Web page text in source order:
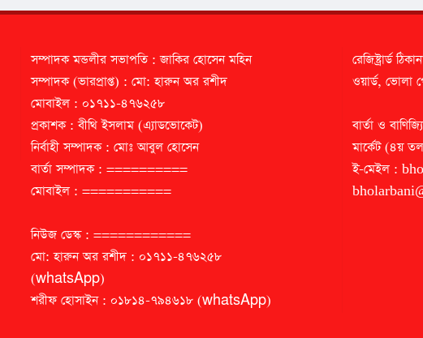
সম্পাদক মন্ডলীর সভাপতি : জাকির হোসেন মহিন
সম্পাদক (ভারপ্রাপ্ত) : মো: হারুন অর রশীদ
মোবাইল : ০১৭১১-৪৭৬২৫৮
প্রকাশক : বীথি ইসলাম (এ্যাডভোকেট)
নির্বাহী সম্পাদক : মোঃ আবুল হোসেন
বার্তা সম্পাদক : ==========
মোবাইল : ===========
নিউজ ডেস্ক : ============
মো: হারুন অর রশীদ : ০১৭১১-৪৭৬২৫৮
(whatsApp)
শরীফ হোসাইন : ০১৮১৪-৭৯৪৬১৮ (whatsApp)
রেজিষ্ট্রার্ড
ওয়ার্ড, ভোলা
বার্তা ও
মার্কেট (৪য়
ই-মেইল :